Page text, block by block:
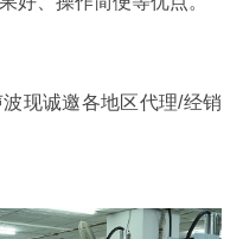
现诚邀各地区代理/经销